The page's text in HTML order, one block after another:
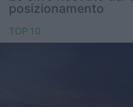
Nazionali giovanili
Rugby Sevens
posizionamento
TOP 10